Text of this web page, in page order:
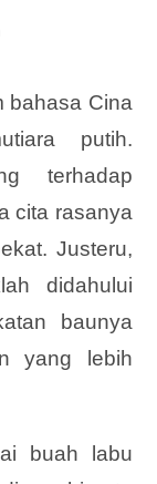
bahasa Cina
putih.
terhadap
cita rasanya
Justeru,
didahului
baunya
yang lebih
buah labu